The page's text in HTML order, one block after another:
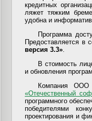
кредитных
ляжет тяжким
удобна и
Программа
Предоставляется в
версия 3.3»
В стоимость
и обновления
Компания ООО
«Отечественный
программного
победителями
проектирования и